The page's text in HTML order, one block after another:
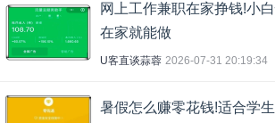
网上工作兼职在家挣钱!小
在家就能做
U客直谈蒜蓉 2026-07-31 20:19:34
暑假怎么赚零花钱!适合学